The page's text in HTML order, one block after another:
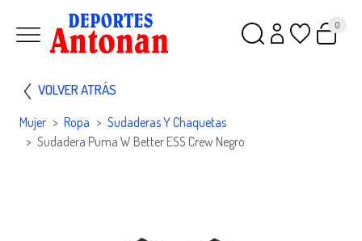
0
VOLVER ATRÁS
Mujer Ropa
Sudaderas Y Chaquetas
Sudadera Puma W Better ESS Crew Negro